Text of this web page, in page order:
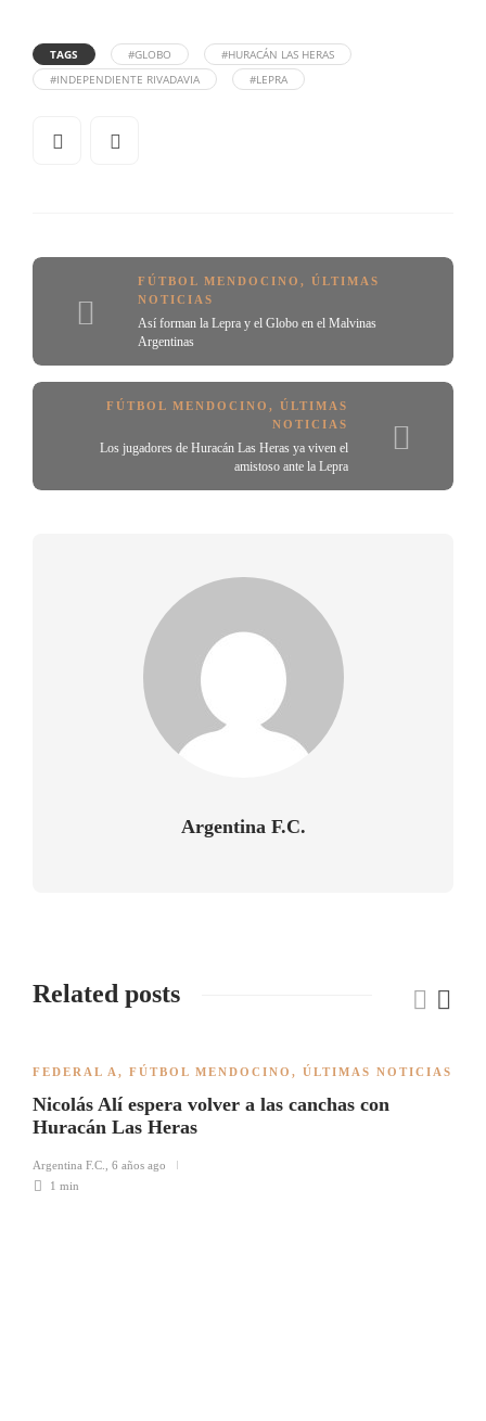
TAGS #GLOBO
#HURACÁN LAS HERAS
#INDEPENDIENTE RIVADAVIA
#LEPRA
FÚTBOL MENDOCINO , ÚLTIMAS
NOTICIAS
Así forman la Lepra y el Globo en el Malvinas
Argentinas
FÚTBOL MENDOCINO , ÚLTIMAS
NOTICIAS
Los jugadores de Huracán Las Heras ya viven el
amistoso ante la Lepra
Argentina F.C.
Related posts
FEDERAL A , FÚTBOL MENDOCINO , ÚLTIMAS NOTICIAS
Nicolás Alí espera volver a las canchas con
Huracán Las Heras
Argentina F.C.
6 años ago
1 min